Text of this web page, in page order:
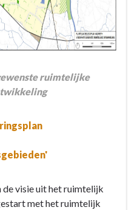
ruimtelijke
de visie uit het ruimtelijk
met het ruimtelijk